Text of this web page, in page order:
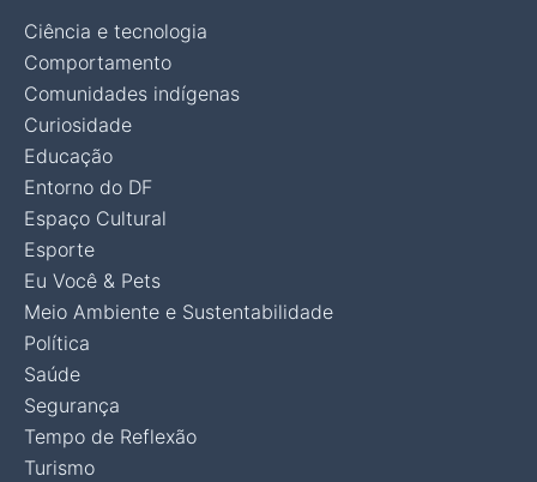
Ciência e tecnologia
Comportamento
Comunidades indígenas
Curiosidade
Educação
Entorno do DF
Espaço Cultural
Esporte
Eu Você & Pets
Meio Ambiente e Sustentabilidade
Política
Saúde
Segurança
Tempo de Reflexão
Turismo